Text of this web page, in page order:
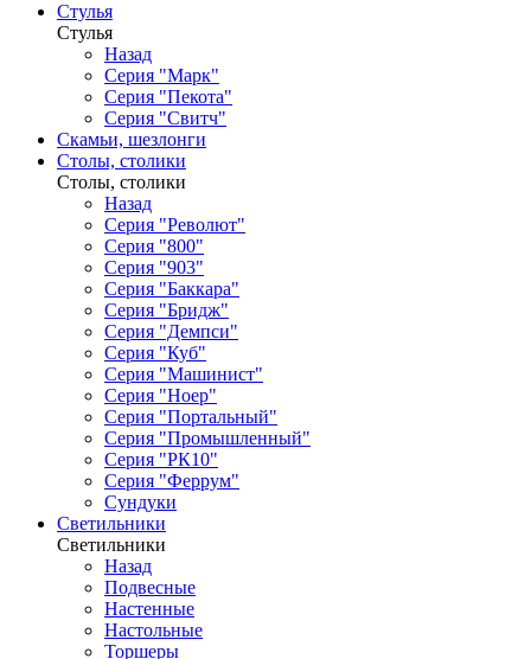
Стулья
Стулья
Назад
Серия "Марк"
Серия "Пекота"
Серия "Свитч"
Скамьи, шезлонги
Столы, столики
Столы, столики
Назад
Серия "Револют"
Серия "800"
Серия "903"
Серия "Баккара"
Серия "Бридж"
Серия "Демпси"
Серия "Куб"
Серия "Машинист"
Серия "Ноер"
Серия "Портальный"
Серия "Промышленный"
Серия "РК10"
Серия "Феррум"
Сундуки
Светильники
Светильники
Назад
Подвесные
Настенные
Настольные
Торшеры